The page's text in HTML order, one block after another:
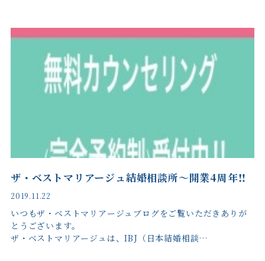
ザ・ベストマリアージュ結婚相談所～開業4周年‼︎
2019.11.22
いつもザ・ベストマリアージュブログをご覧いただきありが
とうございます。
ザ・ベストマリアージュは、IBJ（日本結婚相談…